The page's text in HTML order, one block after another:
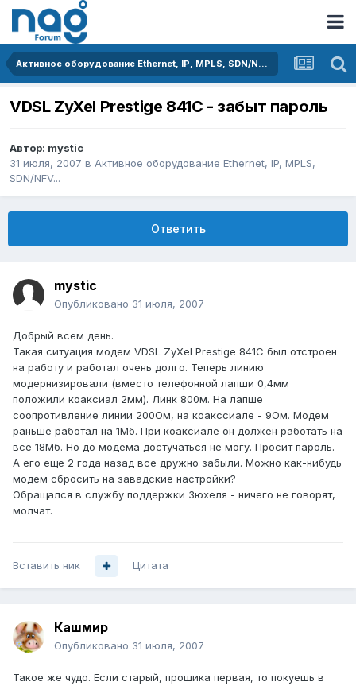
Активное оборудование Ethernet, IP, MPLS, SDN/NFV...
VDSL ZyXel Prestige 841C - забыт пароль
Автор: mystic
31 июля, 2007 в Активное оборудование Ethernet, IP, MPLS,
SDN/NFV...
Ответить
mystic
Опубликовано 31 июля, 2007
Добрый всем день.
Такая ситуация модем VDSL ZyXel Prestige 841C был отстроен
на работу и работал очень долго. Теперь линию
модернизировали (вместо телефонной лапши 0,4мм
положили коаксиал 2мм). Линк 800м. На лапше
соопротивление линии 200Ом, на коакссиале - 9Ом. Модем
раньше работал на 1Мб. При коаксиале он должен работать на
все 18Мб. Но до модема достучаться не могу. Просит пароль.
А его еще 2 года назад все дружно забыли. Можно как-нибудь
модем сбросить на завадские настройки?
Обращался в службу поддержки Зюхеля - ничего не говорят,
молчат.
Вставить ник Цитата
Кашмир
Опубликовано 31 июля, 2007
Такое же чудо. Если старый, прошика первая, то покуешь в